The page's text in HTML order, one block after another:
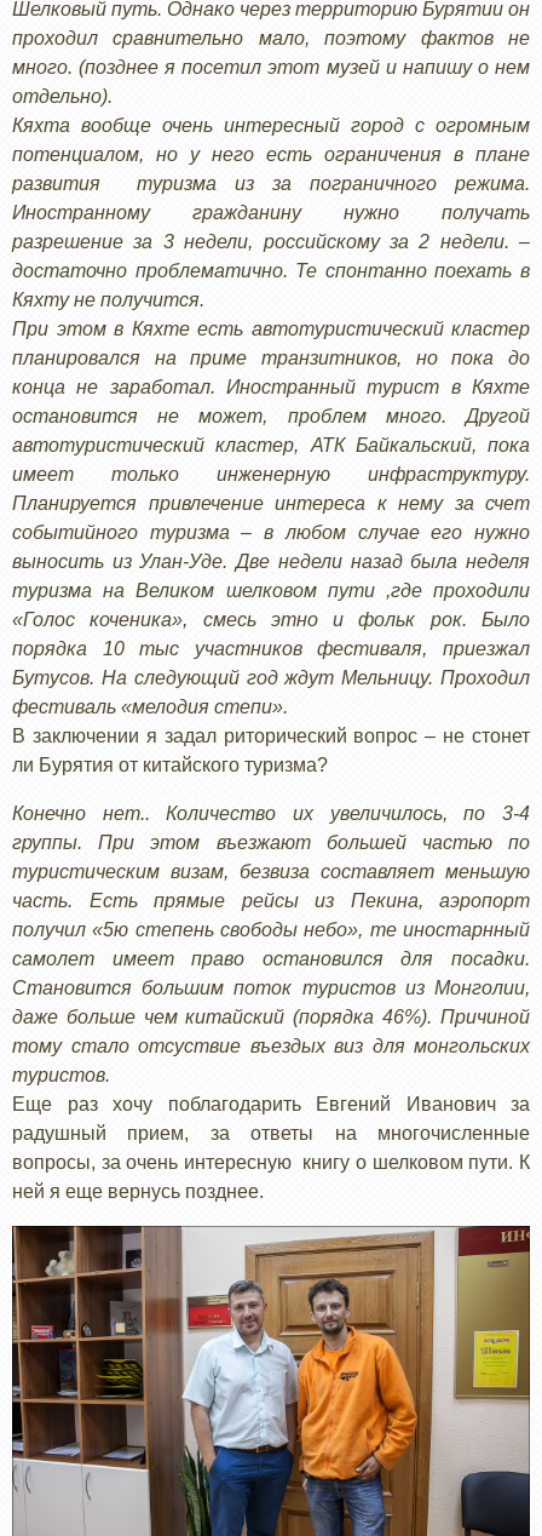
Шелковый путь. Однако через территорию Бурятии он
проходил сравнительно мало, поэтому фактов не
много. (позднее я посетил этот музей и напишу о нем
отдельно).
Кяхта вообще очень интересный город с огромным
потенциалом, но у него есть ограничения в плане
развития туризма из за пограничного режима.
Иностранному гражданину нужно получать
разрешение за 3 недели, российскому за 2 недели. –
достаточно проблематично. Те спонтанно поехать в
Кяхту не получится.
При этом в Кяхте есть автотуристический кластер
планировался на приме транзитников, но пока до
конца не заработал. Иностранный турист в Кяхте
остановится не может, проблем много. Другой
автотуристический кластер, АТК Байкальский, пока
имеет только инженерную инфраструктуру.
Планируется привлечение интереса к нему за счет
событийного туризма – в любом случае его нужно
выносить из Улан-Уде. Две недели назад была неделя
туризма на Великом шелковом пути ,где проходили
«Голос коченика», смесь этно и фольк рок. Было
порядка 10 тыс участников фестиваля, приезжал
Бутусов. На следующий год ждут Мельницу. Проходил
фестиваль «мелодия степи».
В заключении я задал риторический вопрос – не стонет
ли Бурятия от китайского туризма?
Конечно нет.. Количество их увеличилось, по 3-4
группы. При этом въезжают большей частью по
туристическим визам, безвиза составляет меньшую
часть. Есть прямые рейсы из Пекина, аэропорт
получил «5ю степень свободы небо», те иностарнный
самолет имеет право остановился для посадки.
Становится большим поток туристов из Монголии,
даже больше чем китайский (порядка 46%). Причиной
тому стало отсуствие въездых виз для монгольских
туристов.
Еще раз хочу поблагодарить Евгений Иванович за
радушный прием, за ответы на многочисленные
вопросы, за очень интересную книгу о шелковом пути. К
ней я еще вернусь позднее.